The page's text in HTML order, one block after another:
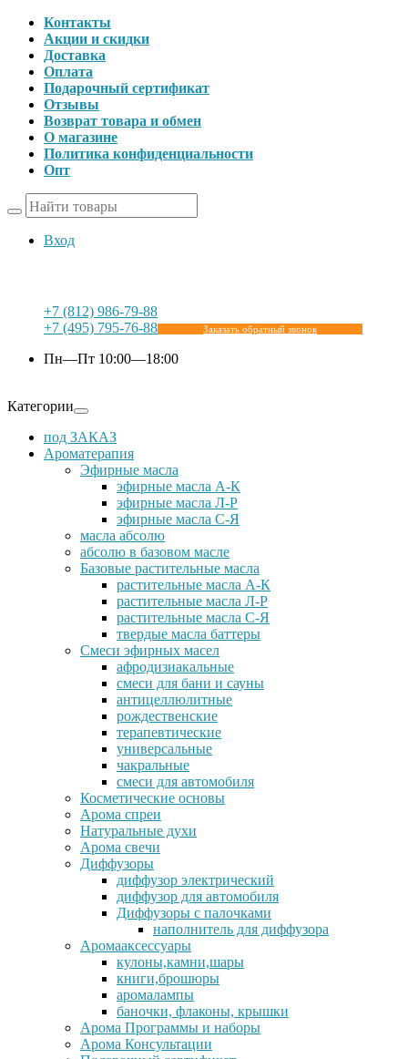
Контакты
Акции и скидки
Доставка
Оплата
Подарочный сертификат
Отзывы
Возврат товара и обмен
О магазине
Политика конфиденциальности
Опт
Вход
+7 (812) 986-79-88
+7 (495) 795-76-88
Заказать обратный звонок
Пн—Пт 10:00—18:00
Категории
под ЗАКАЗ
Ароматерапия
Эфирные масла
эфирные масла А-К
эфирные масла Л-Р
эфирные масла С-Я
масла абсолю
абсолю в базовом масле
Базовые растительные масла
растительные масла А-К
растительные масла Л-Р
растительные масла С-Я
твердые масла баттеры
Cмеси эфирных масел
афродизиакальные
смеси для бани и сауны
антицеллюлитные
рождественские
терапевтические
универсальные
чакральные
смеси для автомобиля
Косметические основы
Арома спреи
Натуральные духи
Арома свечи
Диффузоры
диффузор электрический
диффузор для автомобиля
Диффузоры с палочками
наполнитель для диффузора
Аромааксессуары
кулоны,камни,шары
книги,брошюры
аромалампы
баночки, флаконы, крышки
Арома Программы и наборы
Арома Консультации